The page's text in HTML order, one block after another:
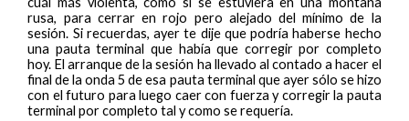
rusa, para cerrar en rojo pero alejado del mínimo de la
sesión. Si recuerdas, ayer te dije que podría haberse hecho
una pauta terminal que había que corregir por completo
hoy. El arranque de la sesión ha llevado al contado a hacer el
final de la onda 5 de esa pauta terminal que ayer sólo se hizo
con el futuro para luego caer con fuerza y corregir la pauta
terminal por completo tal y como se requería.